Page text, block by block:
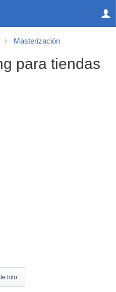
Masterización
para tiendas
hilo